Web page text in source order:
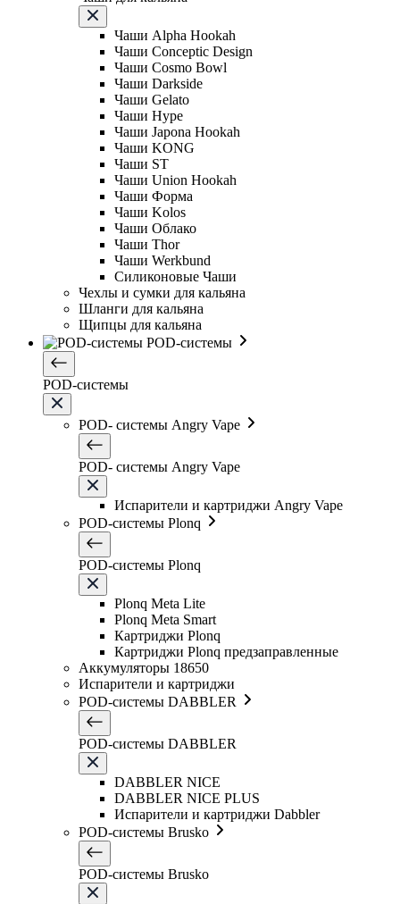
Чаши Alpha Hookah
Чаши Conceptic Design
Чаши Cosmo Bowl
Чаши Darkside
Чаши Gelato
Чаши Hype
Чаши Japona Hookah
Чаши KONG
Чаши ST
Чаши Union Hookah
Чаши Форма
Чаши Kolos
Чаши Облако
Чаши Thor
Чаши Werkbund
Силиконовые Чаши
Чехлы и сумки для кальяна
Шланги для кальяна
Щипцы для кальяна
POD-системы
POD-системы
POD- системы Angry Vape
POD- системы Angry Vape
Испарители и картриджи Angry Vape
POD-системы Plonq
POD-системы Plonq
Plonq Meta Lite
Plonq Meta Smart
Картриджи Plonq
Картриджи Plonq предзаправленные
Аккумуляторы 18650
Испарители и картриджи
POD-системы DABBLER
POD-системы DABBLER
DABBLER NICE
DABBLER NICE PLUS
Испарители и картриджи Dabbler
POD-системы Brusko
POD-системы Brusko